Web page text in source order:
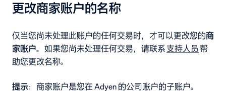
更改商家账户的名称
仅当您尚未处理此账户的任何交易时，才可以更改您的商
家账户。 如果您尚未处理任何交易，请联系 支持人员 帮
助您更改名称。
提示：商家账户是您在 Adyen 的公司账户的子账户。